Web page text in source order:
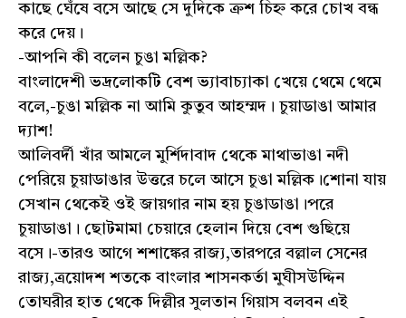
কাছে ঘেঁষে বসে আছে সে দুদিকে ক্রশ চিহ্ন করে চোখ বন্ধ
করে দেয়।
-আপনি কী বলেন চুঙা মল্লিক?
বাংলাদেশী ভদ্রলোকটি বেশ ভ্যাবাচ্যাকা খেয়ে থেমে থেমে
বলে,-চুঙা মল্লিক না আমি কুতুব আহম্মদ। চুয়াডাঙা আমার
দ্যাশ!
আলিবর্দী খাঁর আমলে মুর্শিদাবাদ থেকে মাথাভাঙা নদী
পেরিয়ে চুয়াডাঙার উত্তরে চলে আসে চুঙা মল্লিক।শোনা যায়
সেখান থেকেই ওই জায়গার নাম হয় চুঙাডাঙা।পরে
চুয়াডাঙা। ছোটমামা চেয়ারে হেলান দিয়ে বেশ গুছিয়ে
বসে।-তারও আগে শশাঙ্কের রাজ্য,তারপরে বল্লাল সেনের
রাজ্য,ত্রয়োদশ শতকে বাংলার শাসনকর্তা মুঘীসউদ্দিন
তোঘরীর হাত থেকে দিল্লীর সুলতান গিয়াস বলবন এই